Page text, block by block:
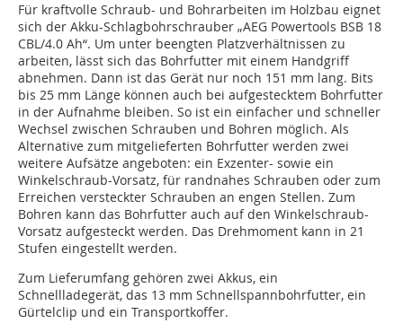
Für kraftvolle Schraub- und Bohrarbeiten im Holzbau eignet
sich der Akku-Schlagbohrschrauber „AEG Powertools BSB 18
CBL/4.0 Ah“. Um unter beengten Platzverhältnissen zu
arbeiten, lässt sich das Bohrfutter mit einem Handgriff
abnehmen. Dann ist das Gerät nur noch 151 mm lang. Bits
bis 25 mm Länge können auch bei aufgestecktem Bohrfutter
in der Aufnahme bleiben. So ist ein einfacher und schneller
Wechsel zwischen Schrauben und Bohren möglich. Als
Alternative zum mitgelieferten Bohrfutter werden zwei
weitere Aufsätze angeboten: ein Exzenter- sowie ein
Winkelschraub-Vorsatz, für randnahes Schrauben oder zum
Erreichen versteckter Schrauben an engen Stellen. Zum
Bohren kann das Bohrfutter auch auf den Winkelschraub-
Vorsatz aufgesteckt werden. Das Drehmoment kann in 21
Stufen eingestellt werden.
Zum Lieferumfang gehören zwei Akkus, ein
Schnellladegerät, das 13 mm Schnellspannbohrfutter, ein
Gürtelclip und ein Transportkoffer.